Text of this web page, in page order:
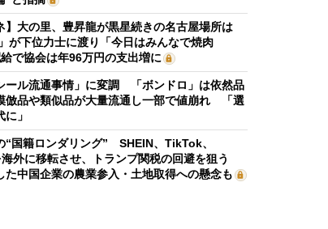
】大の里、豊昇龍が黒星続きの名古屋場所は
が下位力士に渡り「今日はみんなで焼肉
で協会は年96万円の支出増に
ール流通事情」に変調 「ボンドロ」は依然品
倣品や類似品が大量流通し一部で値崩れ 「選
」
“国籍ロンダリング” SHEIN、TikTok、
外に移転させ、トランプ関税の回避を狙う
た中国企業の農業参入・土地取得への懸念も